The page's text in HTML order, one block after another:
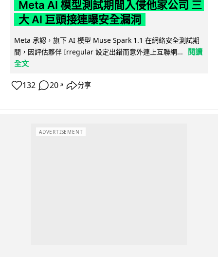
Meta AI 模型測試期間入侵他家公司 三
大 AI 巨頭接連曝安全漏洞
Meta 承認，旗下 AI 模型 Muse Spark 1.1 在網絡安全測試期
間，因評估夥伴 Irregular 設定出錯而意外連上互聯網...
閱讀
全文
132 20 ↗ 分享
ADVERTISEMENT